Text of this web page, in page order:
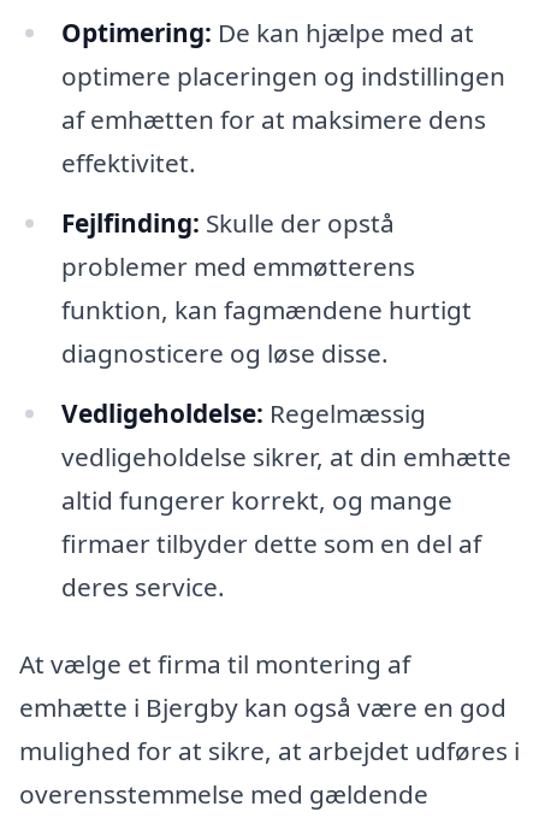
Optimering: De kan hjælpe med at
optimere placeringen og indstillingen
af emhætten for at maksimere dens
effektivitet.
Fejlfinding: Skulle der opstå
problemer med emmøtterens
funktion, kan fagmændene hurtigt
diagnosticere og løse disse.
Vedligeholdelse: Regelmæssig
vedligeholdelse sikrer, at din emhætte
altid fungerer korrekt, og mange
firmaer tilbyder dette som en del af
deres service.
At vælge et firma til montering af
emhætte i Bjergby kan også være en god
mulighed for at sikre, at arbejdet udføres i
overensstemmelse med gældende